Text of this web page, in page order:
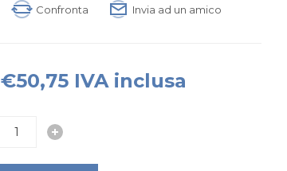
Confronta Invia ad un amico
€50,75 IVA inclusa